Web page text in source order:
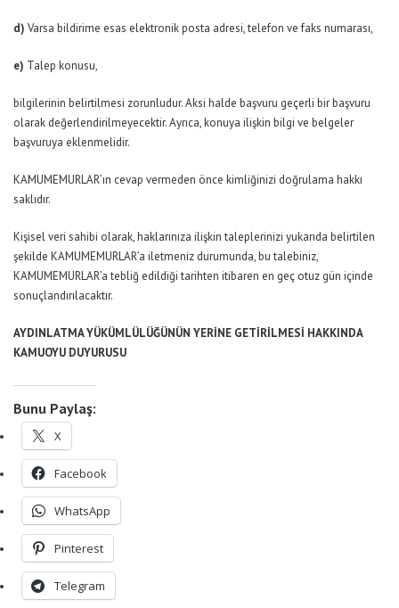
d) Varsa bildirime esas elektronik posta adresi, telefon ve faks numarası,
e) Talep konusu,
bilgilerinin belirtilmesi zorunludur. Aksi halde başvuru geçerli bir başvuru
olarak değerlendirilmeyecektir. Ayrıca, konuya ilişkin bilgi ve belgeler
başvuruya eklenmelidir.
KAMUMEMURLAR’ın cevap vermeden önce kimliğinizi doğrulama hakkı
saklıdır.
Kişisel veri sahibi olarak, haklarınıza ilişkin taleplerinizi yukarıda belirtilen
şekilde KAMUMEMURLAR’a iletmeniz durumunda, bu talebiniz,
KAMUMEMURLAR’a tebliğ edildiği tarihten itibaren en geç otuz gün içinde
sonuçlandırılacaktır.
AYDINLATMA YÜKÜMLÜLÜĞÜNÜN YERİNE GETİRİLMESİ HAKKINDA
KAMUOYU DUYURUSU
Bunu Paylaş:
X
Facebook
WhatsApp
Pinterest
Telegram